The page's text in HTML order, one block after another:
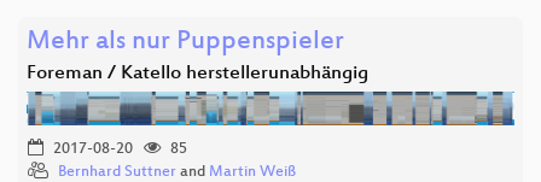
Mehr als nur Puppenspieler
Foreman / Katello herstellerunabhängig
2017-08-20
85
Bernhard Suttner and Martin Weiß